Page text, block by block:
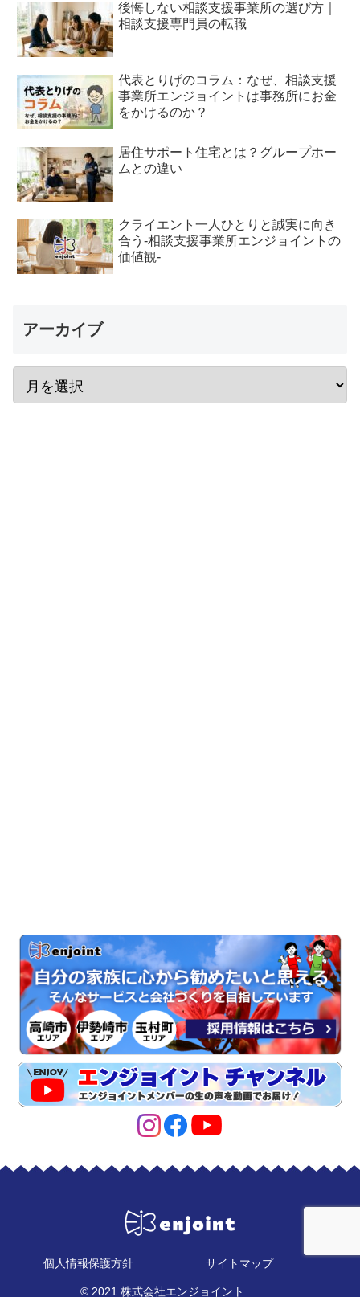
後悔しない相談支援事業所の選び方｜
相談支援専門員の転職
代表とりげのコラム：なぜ、相談支援
事業所エンジョイントは事務所にお金
をかけるのか？
居住サポート住宅とは？グループホー
ムとの違い
クライエント一人ひとりと誠実に向き
合う-相談支援事業所エンジョイントの
価値観-
アーカイブ
個人情報保護方針 サイトマップ
© 2021 株式会社エンジョイント.